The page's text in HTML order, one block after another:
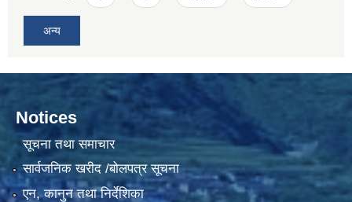
अन्य
Notices
सूचना तथा समाचार
सार्वजनिक खरीद /बोलपत्र सूचना
एन, कानुन तथा निर्देशिका